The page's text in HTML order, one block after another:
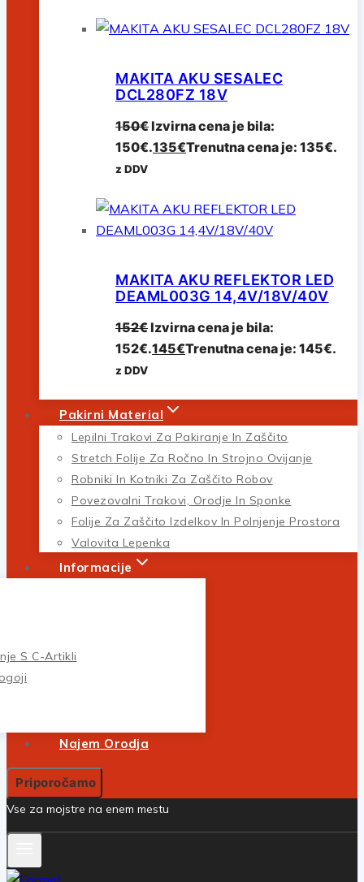
MAKITA AKU SESALEC
DCL280FZ 18V
150€Izvirna cena je bila:
150€.135€Trenutna cena je: 135€.
z DDV
MAKITA AKU REFLEKTOR LED
DEAML003G 14,4V/18V/40V
152€Izvirna cena je bila:
152€.145€Trenutna cena je: 145€.
z DDV
Pakirni Material
Lepilni Trakovi Za Pakiranje In Zaščito
Stretch Folije Za Ročno In Strojno Ovijanje
Robniki In Kotniki Za Zaščito Robov
Povezovalni Trakovi, Orodje In Sponke
Folije Za Zaščito Izdelkov In Polnjenje Prostora
Valovita Lepenka
Informacije
S C-Artikli
Najem Orodja
Priporočamo
Vse za mojstre na enem mestu